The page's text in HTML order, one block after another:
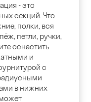
- это
секций. Что
полки, вся
петли, ручки,
оснастить
и
с
в нижних